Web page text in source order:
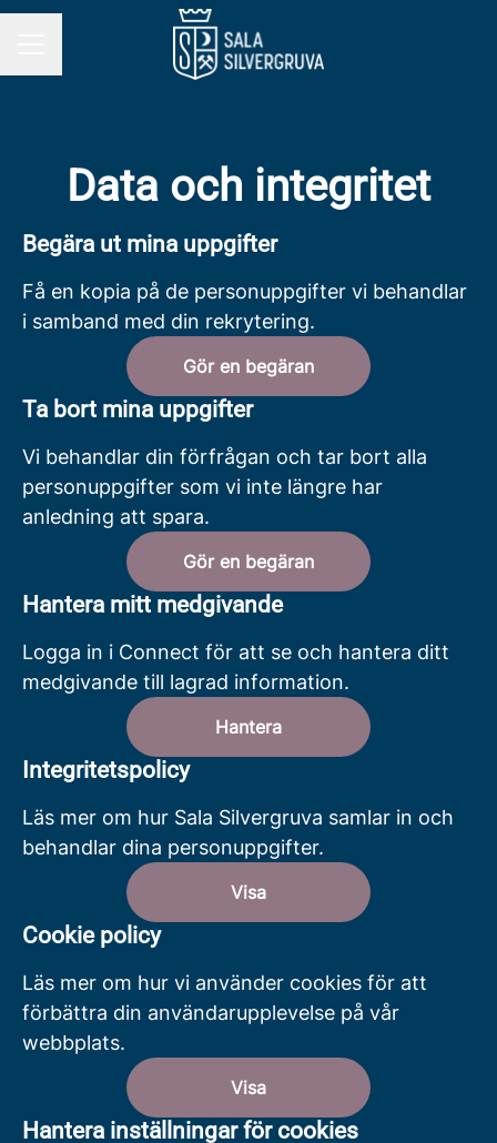
Data och integritet
Begära ut mina uppgifter
Få en kopia på de personuppgifter vi behandlar
i samband med din rekrytering.
Gör en begäran
Ta bort mina uppgifter
Vi behandlar din förfrågan och tar bort alla
personuppgifter som vi inte längre har
anledning att spara.
Gör en begäran
Hantera mitt medgivande
Logga in i Connect för att se och hantera ditt
medgivande till lagrad information.
Hantera
Integritetspolicy
Läs mer om hur Sala Silvergruva samlar in och
behandlar dina personuppgifter.
Visa
Cookie policy
Läs mer om hur vi använder cookies för att
förbättra din användarupplevelse på vår
webbplats.
Visa
Hantera inställningar för cookies